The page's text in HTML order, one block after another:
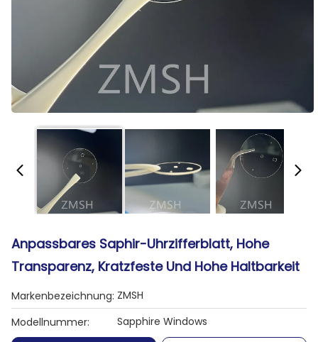
Anpassbares Saphir-Uhrzifferblatt, Hohe
Transparenz, Kratzfeste Und Hohe Haltbarkeit
Markenbezeichnung: ZMSH
Modellnummer:
Sapphire Windows